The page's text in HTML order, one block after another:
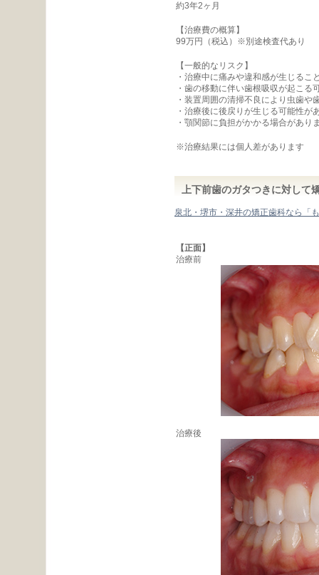
約3年2ヶ月
【治療費の概算】
99万円（税込）※別途検査代あり
【一般的なリスク】
・治療中に痛みや違和感が生じるこ
・歯の移動に伴い歯根吸収が起こる
・装置周囲の清掃不良により虫歯
・治療後に後戻りが生じる可能性が
・顎関節に負担がかかる場合があり
※治療結果には個人差があります
上下前歯のガタつきに対して
泉北・堺市・深井の矯正歯科なら「
【正面】
治療前
治療後